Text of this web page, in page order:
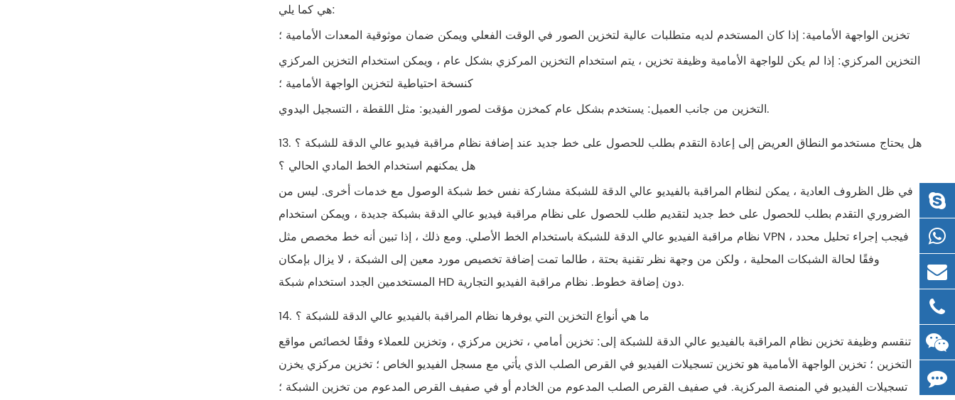
هي كما يلي:
تخزين الواجهة الأمامية: إذا كان المستخدم لديه متطلبات عالية لتخزين الصور في الوقت الفعلي ويمكن ضمان موثوقية المعدات الأمامية ؛
التخزين المركزي: إذا لم يكن للواجهة الأمامية وظيفة تخزين ، يتم استخدام التخزين المركزي بشكل عام ، ويمكن استخدام التخزين المركزي
كنسخة احتياطية لتخزين الواجهة الأمامية ؛
التخزين من جانب العميل: يستخدم بشكل عام كمخزن مؤقت لصور الفيديو: مثل اللقطة ، التسجيل اليدوي.
13. هل يحتاج مستخدمو النطاق العريض إلى إعادة التقدم بطلب للحصول على خط جديد عند إضافة نظام مراقبة فيديو عالي الدقة للشبكة ؟
هل يمكنهم استخدام الخط المادي الحالي ؟
في ظل الظروف العادية ، يمكن لنظام المراقبة بالفيديو عالي الدقة للشبكة مشاركة نفس خط شبكة الوصول مع خدمات أخرى. ليس من
الضروري التقدم بطلب للحصول على خط جديد لتقديم طلب للحصول على نظام مراقبة فيديو عالي الدقة بشبكة جديدة ، ويمكن استخدام
نظام مراقبة الفيديو عالي الدقة للشبكة باستخدام الخط الأصلي. ومع ذلك ، إذا تبين أنه خط مخصص مثل VPN ، فيجب إجراء تحليل محدد
وفقًا لحالة الشبكات المحلية ، ولكن من وجهة نظر تقنية بحتة ، طالما تمت إضافة تخصيص مورد معين إلى الشبكة ، لا يزال بإمكان
المستخدمين الجدد استخدام شبكة HD دون إضافة خطوط. نظام مراقبة الفيديو التجارية.
14. ما هي أنواع التخزين التي يوفرها نظام المراقبة بالفيديو عالي الدقة للشبكة ؟
تنقسم وظيفة تخزين نظام المراقبة بالفيديو عالي الدقة للشبكة إلى: تخزين أمامي ، تخزين مركزي ، وتخزين للعملاء وفقًا لخصائص مواقع
التخزين ؛ تخزين الواجهة الأمامية هو تخزين تسجيلات الفيديو في القرص الصلب الذي يأتي مع مسجل الفيديو الخاص ؛ تخزين مركزي يخزن
تسجيلات الفيديو في المنصة المركزية. في صفيف القرص الصلب المدعوم من الخادم أو في صفيف القرص المدعوم من تخزين الشبكة ؛